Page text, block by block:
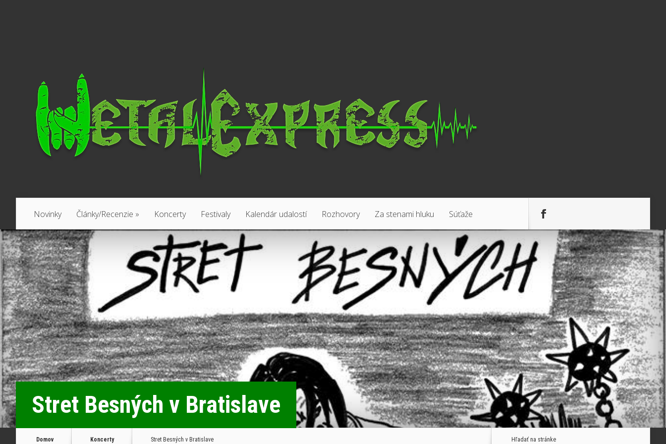
Novinky Články/Recenzie » Koncerty Festivaly Kalendár udalostí Rozhovory Za stenami hluku Súťaže
Stret Besných v Bratislave
Domov Koncerty Stret Besných v Bratislave Hľadať na stránke